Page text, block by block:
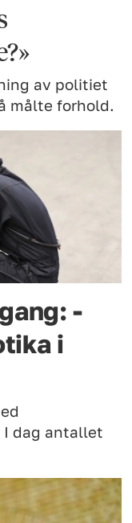
av politiet
målte forhold.
-
i
I dag antallet